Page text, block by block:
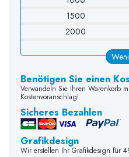
1500
2000
Benötigen Sie einen
Verwandeln Sie Ihren Warenkorb
Kostenvoranschlag!
Sicheres Bezahlen
Grafikdesign
Wir erstellen Ihr Grafikdesign für